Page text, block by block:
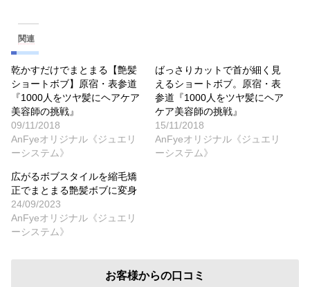
関連
乾かすだけでまとまる【艶髪
ショートボブ】原宿・表参道
『1000人をツヤ髪にヘアケア
美容師の挑戦』
09/11/2018
AnFyeオリジナル《ジュエリ
ーシステム》
ばっさりカットで首が細く見
えるショートボブ。原宿・表
参道『1000人をツヤ髪にヘア
ケア美容師の挑戦』
15/11/2018
AnFyeオリジナル《ジュエリ
ーシステム》
広がるボブスタイルを縮毛矯
正でまとまる艶髪ボブに変身
24/09/2023
AnFyeオリジナル《ジュエリ
ーシステム》
お客様からの口コミ